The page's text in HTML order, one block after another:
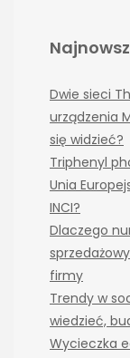
Dwie sieci
urządzenia
się widzieć?
Triphenyl
Unia
INCI?
Dlaczego
firmy
Trendy w
wiedzieć,
Wycieczka